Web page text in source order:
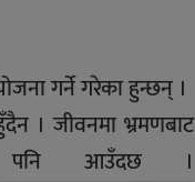
गर्ने गरेका हुन्छन् ।
। जीवनमा भ्रमणबाट
पनि आउँदछ ।